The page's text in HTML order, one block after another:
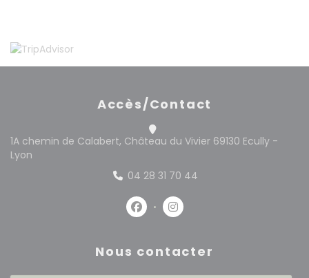
Accès/Contact
1A chemin de Calabert, Château du Vivier 69130 Ecully -
Lyon
04 28 31 70 44
Facebook ((ouvre une
Instagram ((ouvre une
Nous contacter